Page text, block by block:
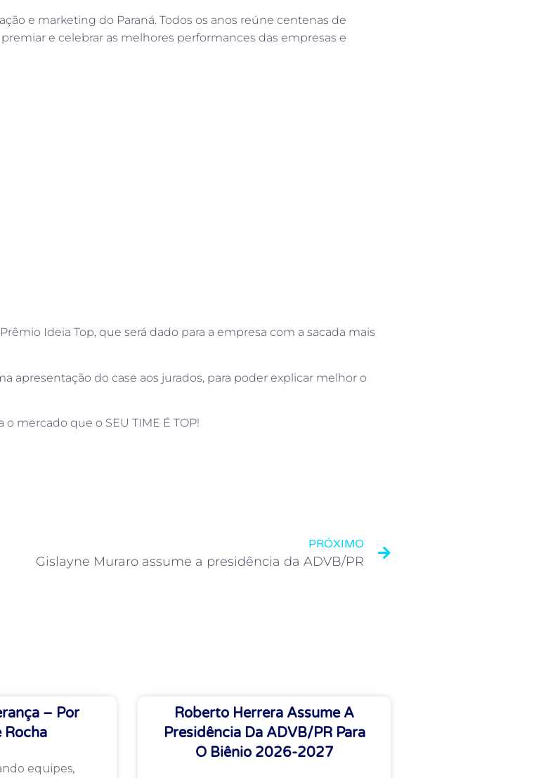
e marketing do Paraná. Todos os anos reúne centenas de
e celebrar as melhores performances das empresas e
Ideia Top, que será dado para a empresa com a sacada mais
apresentação do case aos jurados, para poder explicar melhor o
mercado que o SEU TIME É TOP!
PRÓXIMO
Gislayne Muraro assume a presidência da ADVB/PR
– Por
Rocha
equipes,
Roberto Herrera Assume A
Presidência Da ADVB/PR Para
O Biênio 2026-2027